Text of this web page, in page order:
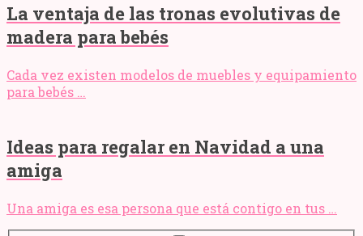
La ventaja de las tronas evolutivas de
madera para bebés
Cada vez existen modelos de muebles y equipamiento
para bebés …
Ideas para regalar en Navidad a una
amiga
Una amiga es esa persona que está contigo en tus …